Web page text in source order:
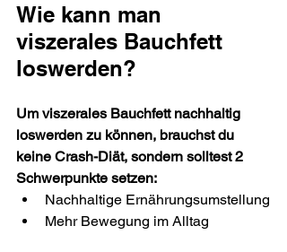
Wie kann man
viszerales Bauchfett
loswerden?
Um viszerales Bauchfett nachhaltig
loswerden zu können, brauchst du
keine Crash-Diät, sondern solltest 2
Schwerpunkte setzen:
Nachhaltige Ernährungsumstellung
Mehr Bewegung im Alltag